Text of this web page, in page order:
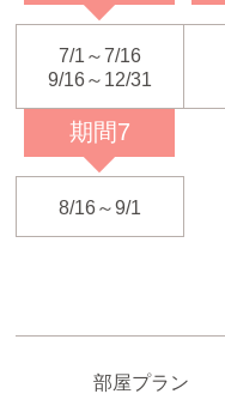
7/1～7/16
9/16～12/31
期間7
8/16～9/1
部屋プラン